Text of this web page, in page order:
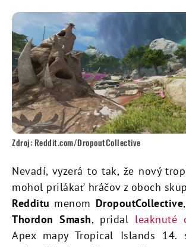
Zdroj: Reddit.com/DropoutCollective
Nevadí, vyzerá to tak, že nový
mohol prilákať hráčov z oboch
Redditu menom DropoutCollective
Thordon Smash, pridal leaknuté
Apex mapy Tropical Islands 14.